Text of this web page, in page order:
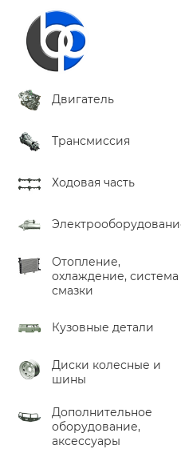
Двигатель
Трансмиссия
Ходовая часть
Отопление,
охлаждение, система
смазки
Кузовные детали
Диски колесные и
шины
Дополнительное
оборудование,
аксессуары